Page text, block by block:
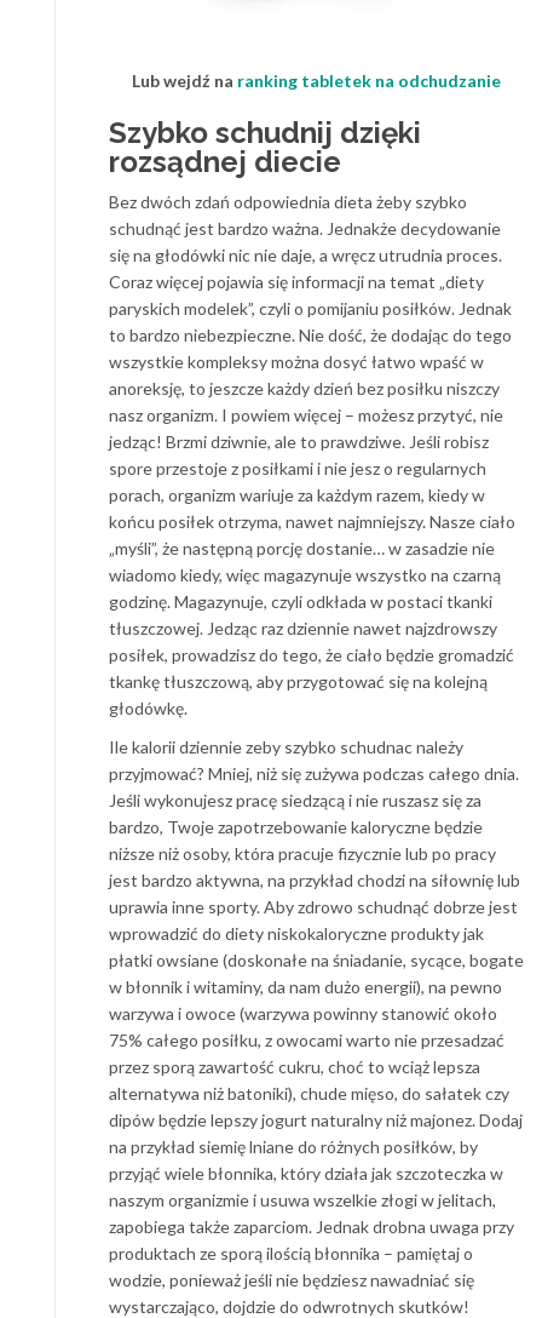
Lub wejdź na ranking tabletek na odchudzanie
Szybko schudnij dzięki
rozsądnej diecie
Bez dwóch zdań odpowiednia dieta żeby szybko
schudnąć jest bardzo ważna. Jednakże decydowanie
się na głodówki nic nie daje, a wręcz utrudnia proces.
Coraz więcej pojawia się informacji na temat „diety
paryskich modelek”, czyli o pomijaniu posiłków. Jednak
to bardzo niebezpieczne. Nie dość, że dodając do tego
wszystkie kompleksy można dosyć łatwo wpaść w
anoreksję, to jeszcze każdy dzień bez posiłku niszczy
nasz organizm. I powiem więcej – możesz przytyć, nie
jedząc! Brzmi dziwnie, ale to prawdziwe. Jeśli robisz
spore przestoje z posiłkami i nie jesz o regularnych
porach, organizm wariuje za każdym razem, kiedy w
końcu posiłek otrzyma, nawet najmniejszy. Nasze ciało
„myśli”, że następną porcję dostanie… w zasadzie nie
wiadomo kiedy, więc magazynuje wszystko na czarną
godzinę. Magazynuje, czyli odkłada w postaci tkanki
tłuszczowej. Jedząc raz dziennie nawet najzdrowszy
posiłek, prowadzisz do tego, że ciało będzie gromadzić
tkankę tłuszczową, aby przygotować się na kolejną
głodówkę.
Ile kalorii dziennie zeby szybko schudnac należy
przyjmować? Mniej, niż się zużywa podczas całego dnia.
Jeśli wykonujesz pracę siedzącą i nie ruszasz się za
bardzo, Twoje zapotrzebowanie kaloryczne będzie
niższe niż osoby, która pracuje fizycznie lub po pracy
jest bardzo aktywna, na przykład chodzi na siłownię lub
uprawia inne sporty. Aby zdrowo schudnąć dobrze jest
wprowadzić do diety niskokaloryczne produkty jak
płatki owsiane (doskonałe na śniadanie, sycące, bogate
w błonnik i witaminy, da nam dużo energii), na pewno
warzywa i owoce (warzywa powinny stanowić około
75% całego posiłku, z owocami warto nie przesadzać
przez sporą zawartość cukru, choć to wciąż lepsza
alternatywa niż batoniki), chude mięso, do sałatek czy
dipów będzie lepszy jogurt naturalny niż majonez. Dodaj
na przykład siemię lniane do różnych posiłków, by
przyjąć wiele błonnika, który działa jak szczoteczka w
naszym organizmie i usuwa wszelkie złogi w jelitach,
zapobiega także zaparciom. Jednak drobna uwaga przy
produktach ze sporą ilością błonnika – pamiętaj o
wodzie, ponieważ jeśli nie będziesz nawadniać się
wystarczająco, dojdzie do odwrotnych skutków!